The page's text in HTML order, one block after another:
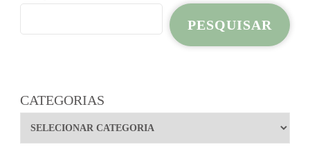
PESQUISAR
CATEGORIAS